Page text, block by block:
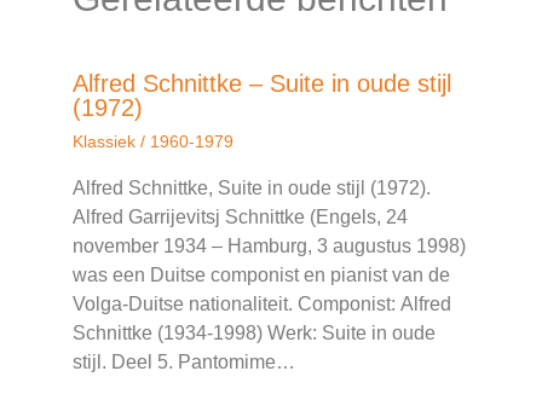
Alfred Schnittke – Suite in oude stijl
(1972)
Klassiek / 1960-1979
Alfred Schnittke, Suite in oude stijl (1972).
Alfred Garrijevitsj Schnittke (Engels, 24
november 1934 – Hamburg, 3 augustus 1998)
was een Duitse componist en pianist van de
Volga-Duitse nationaliteit. Componist: Alfred
Schnittke (1934-1998) Werk: Suite in oude
stijl. Deel 5. Pantomime…